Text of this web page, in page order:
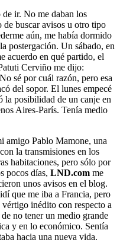
de ir. No me daban los
de buscar avisos u otro tipo
aún, me había dormido
postergación. Un sábado, en
acuerdo en qué partido, el
Cerviño me dijo:
sé por cuál razón, pero esa
del sopor. El lunes empecé
la posibilidad de un canje en
Aires-París. Tenía medio
amigo Pablo Mamone, una
la transmisiones en los
habitaciones, pero sólo por
pocos días, LND.com me
unos avisos en el blog.
que me iba a Francia, pero
inédito con respecto a
no tener un medio grande
y en lo económico. Sentía
hacia una nueva vida.